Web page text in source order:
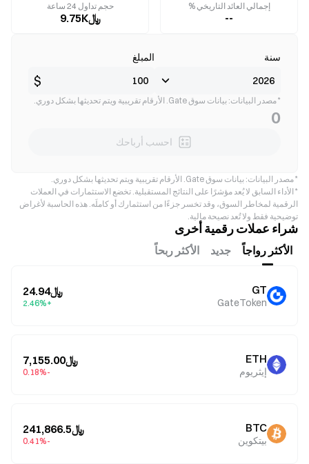
إجمالي العائد التاريخي %
--
حجم تداول 24 ساعة
﷼9.75K
سنة المبلغ
$
* مصدر البيانات: بيانات سوق Gate. الأرقام تقريبية ويتم تحديثها بشكل دوري.
0
احسب أرباحك
* مصدر البيانات: بيانات سوق Gate. الأرقام تقريبية ويتم تحديثها بشكل دوري.
* الأداء السابق لا يُعد مؤشرًا على النتائج المستقبلية. تخضع الاستثمارات في العملات
الرقمية لمخاطر السوق، وقد تخسر جزءًا من استثمارك أو كاملَه. هذه الحاسبة لأغراض
توضيحية فقط ولا تُعد نصيحة مالية.
شراء عملات رقمية أخرى
الأكثر رواجاً جديد الأكثر ربحاً
GT
GateToken
﷼24.94
+2.46%
ETH
إيثريوم
﷼7,155.00
-0.18%
BTC
بيتكوين
﷼241,866.5
-0.41%